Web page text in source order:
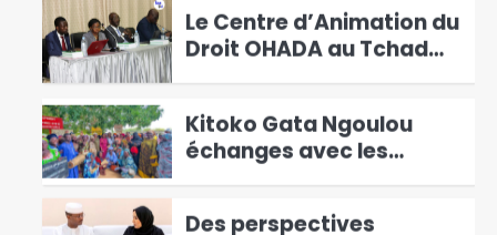
4
Le Centre d’Animation du
Droit OHADA au Tchad
5
Kitoko Gata Ngoulou
échanges avec les
femmes du Mayo-Kebbi
Des perspectives